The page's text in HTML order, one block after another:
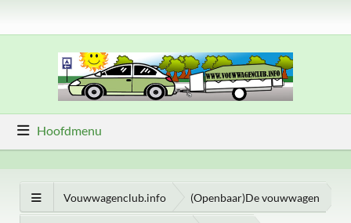
Hoofdmenu
Vouwwagenclub.info (Openbaar)De vouwwagen